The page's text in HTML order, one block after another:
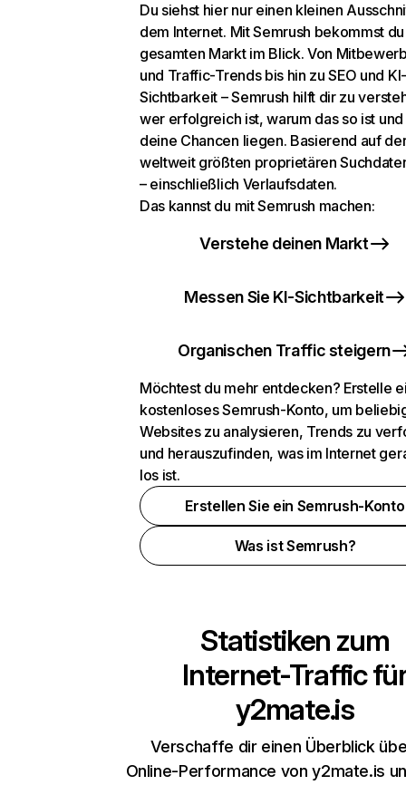
Du siehst hier nur einen kleinen
dem Internet. Mit Semrush bekommst
gesamten Markt im Blick. Von
und Traffic-Trends bis hin zu SEO und KI-
Sichtbarkeit – Semrush hilft dir zu
wer erfolgreich ist, warum das so ist
deine Chancen liegen. Basierend auf
weltweit größten proprietären
– einschließlich Verlaufsdaten.
Das kannst du mit Semrush machen:
Verstehe deinen Markt
Messen Sie KI-Sichtbarkeit
Organischen Traffic steigern
Möchtest du mehr entdecken? Erstelle
kostenloses Semrush-Konto, um
Websites zu analysieren, Trends zu
und herauszufinden, was im Internet
los ist.
Erstellen Sie ein Semrush-Konto
Was ist Semrush?
Statistiken zum
Internet-Traffic
y2mate.is
Verschaffe dir einen Überblick
Online-Performance von y2mate.is